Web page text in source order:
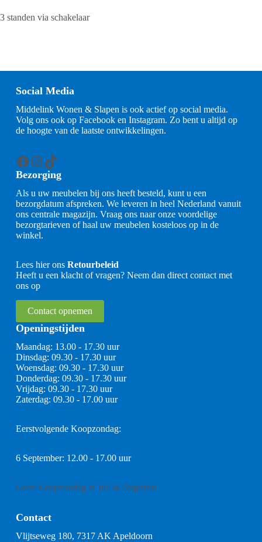
3 standen via schakelaar
Social Media
Middelink Wonen & Slapen is ook actief op social media.
Volg ons ook op Facebook en Instagram. Zo bent u altijd op
de hoogte van de laatste ontwikkelingen.
Facebook
Instagram
TikTok
Bezorging
Als u uw meubelen bij ons heeft besteld, kunt u een
bezorgdatum afspreken. We leveren in heel Nederland vanuit
ons centrale magazijn. Vraag ons naar onze voordelige
bezorgtarieven of haal uw meubelen kosteloos op in de
winkel.
Lees hier ons Retourbeleid
Heeft u een klacht of vragen? Neem dan direct contact met
ons op
Contact opnemen
Openingstijden
Maandag: 13.00 - 17.30 uur
Dinsdag: 09.30 - 17.30 uur
Woensdag: 09.30 - 17.30 uur
Donderdag: 09.30 - 17.30 uur
Vrijdag: 09.30 - 17.30 uur
Zaterdag: 09.30 - 17.00 uur
Eerstvolgende Koopzondag:
6 September: 12.00 - 17.00 uur
Geen Koopzondag in Juli & Augustus
Contact
Vlijtseweg 180, 7317 AK Apeldoorn